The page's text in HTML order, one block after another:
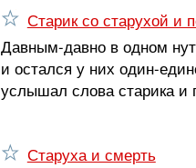
Старик со старухой и
Давным-давно в одном
и остался у них один-
услышал слова старика и
Старуха и смерть